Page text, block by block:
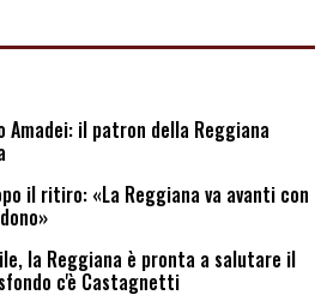
Amadei: il patron della Reggiana
il ritiro: «La Reggiana va avanti con
la Reggiana è pronta a salutare il
c'è Castagnetti